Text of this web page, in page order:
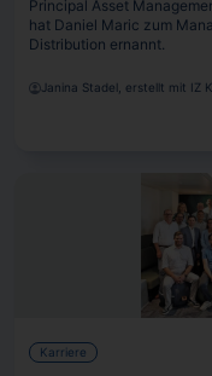
Principal Asset
hat Daniel Maric zum
Distribution ernannt.
Janina Stadel, erstellt mit IZ
Karriere